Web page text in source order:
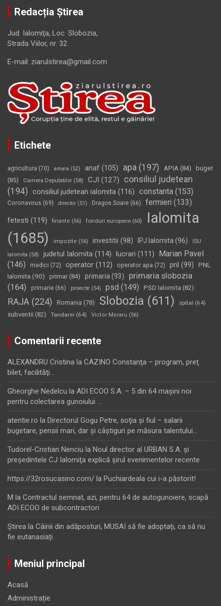
Redacția Știrea
Jud. Ialomiţa, Loc. Slobozia,
Strada Viilor, nr. 32
E-mail: ziarulstirea@gmail.com
Etichete
agricultura (70) amara (52) anaf (105) apa (197) APIA (84)
buget
(85)
Camera Deputatilor (58) CJI (127)
consiliul judetean
(194) consiliul judetean ialomita (116) constanta (153)
Coronavirus (69) director (51) Dragos Soare (66) fermieri (133)
fetesti (119) finante (56) fonduri europene (60)
Ialomita
(1685)
impozite (56) investitii (98) IPJ Ialomita (96) ISU
Ialomita (58) judetul Ialomita (114) lucrari (111)
Marian Pavel
(146)
medici (72) operator (112) operator apa (72) pnl (99)
PNL
Ialomita (90) primar(84) primaria (93)
primaria slobozia
(164)
primarie (66) proiecte (54) psd (149) PSD Ialomita (82)
RAJA (224) Romania (78) Slobozia (611) spital (64)
subventii (82) Tandarei (64) Victor Moraru (56)
Comentarii recente
ALEXANDRU Cristina la CAZINO Constanţa – program, preţ
bilet, facilităţi…
Gheorghe Nedelcu la ADI ECOO S.A. – 5 din 64 maşini noi
pentru colectarea gunoiului …
atentie.ro la Directorul Gogu Petre, soţia şi fiul – salarii
bugetare, pensii mari, dar şi câştiguri pe măsura talentului…
Tudorel-Cristian Nenciu la Noul director al URBAN S.A. şi
preşedintele CJ Ialomiţa explică şirul evenimentelor recente
https://32rosucasino.com/ la Puchiardeala cui i-a păstorit!
M la Contractul semnat, azi, pentru 64 de autogunoiere, scapă
ADI ECOO de subcontractori
Ştirea la Câinii din adăposturi, MUSAI să fie adoptați, ca să nu
fie eutanasiați
Meniul principal
Acasă
Administrație